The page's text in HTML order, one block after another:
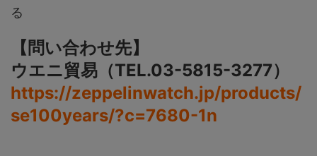
る
【問い合わせ先】
ウエニ貿易（TEL.03-5815-3277）
https://zeppelinwatch.jp/products/
se100years/?c=7680-1n